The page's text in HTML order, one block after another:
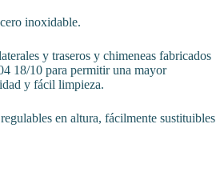
inoxidable.
y traseros y chimeneas fabricados
18/10 para permitir una mayor
y fácil limpieza.
en altura, fácilmente sustituibles